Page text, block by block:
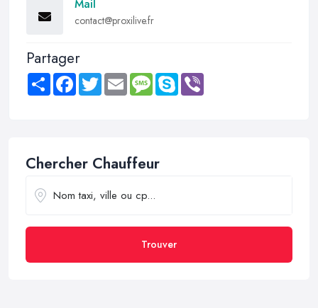
Mail
contact@proxilive.fr
Partager
Share FacebookTwitter Email MessageSkype
Chercher Chauffeur
Trouver